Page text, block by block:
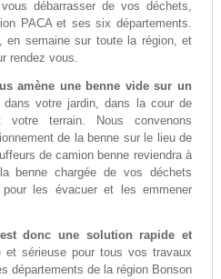
débarrasser de vos déchets,
PACA et ses six départements.
en semaine sur toute la région, et
rendez vous.
amène une benne vide sur un
dans votre jardin, dans la cour de
votre terrain. Nous convenons
de la benne sur le lieu de
de camion benne reviendra à
benne chargée de vos déchets
les évacuer et les emmener
donc une solution rapide et
et sérieuse pour tous vos travaux
départements de la région Bonson